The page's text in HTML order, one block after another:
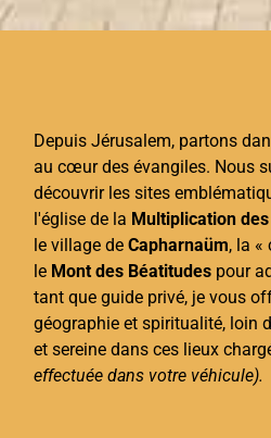
Depuis Jérusalem, partons
au cœur des évangiles. Nous
découvrir les sites
l'église de la Multiplication
le village de Capharnaüm, la «
le Mont des Béatitudespour
tant que guide privé, je vous
géographie et spiritualité, loin
et sereine dans ces lieux
effectuée dans votre véhicule).